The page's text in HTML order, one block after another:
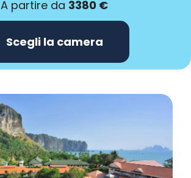
A partire da 3380 €
Scegli la camera